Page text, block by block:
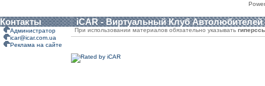
Контакты iCAR - Виртуальный Клуб Автолюбителей
Администратор
icar@icar.com.ua
Реклама на сайте
При использовании материалов обязательно указывать